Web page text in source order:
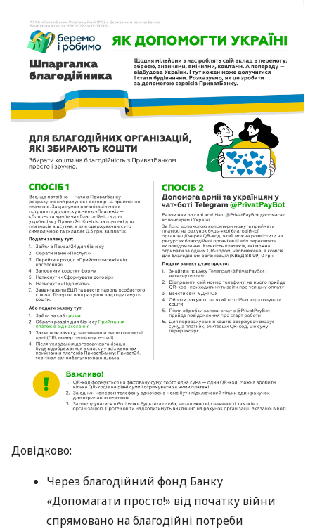
Довідково:
Через благодійний фонд Банку
«Допомагати просто!» від початку війни
спрямовано на благодійні потреби